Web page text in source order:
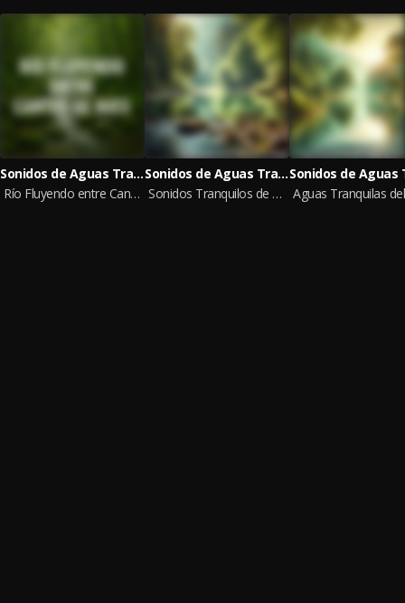
Sonidos de Aguas Tranquilas
Río Fluyendo entre Cantos de Aves
Sonidos de Aguas Tranquilas
Sonidos Tranquilos de Agua, Paz del Arroyo en el Bosque